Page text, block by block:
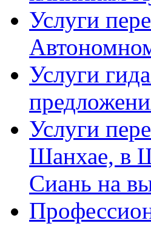
Услуги
Услуги
Услуги
Шанхае, в
Сиань на